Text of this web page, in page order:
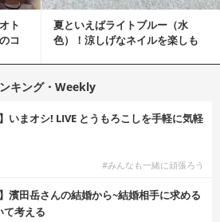
ト
コ
夏といえばライトブルー（水
色）！涼しげなネイルを楽しも
キング・Weekly
いまオシ! LIVE とうもろこしを手軽に気軽
#みんなも一緒に頑張ろう
濱田岳さんの結婚から~結婚相手に求める
て考える